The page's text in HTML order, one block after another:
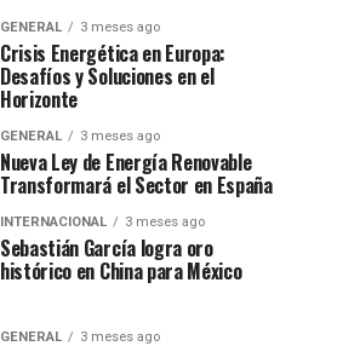
GENERAL 3 meses ago
Crisis Energética en Europa:
Desafíos y Soluciones en el
Horizonte
GENERAL 3 meses ago
Nueva Ley de Energía Renovable
Transformará el Sector en España
INTERNACIONAL 3 meses ago
Sebastián García logra oro
histórico en China para México
GENERAL 3 meses ago